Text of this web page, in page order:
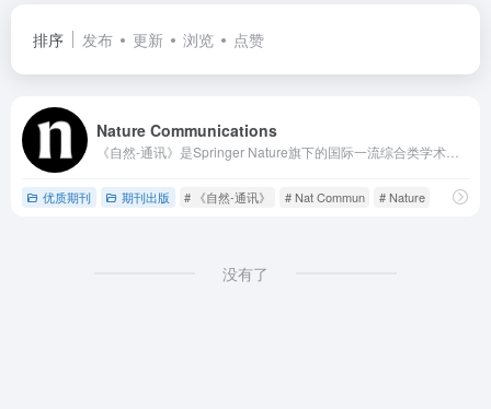
排序 发布 更新 浏览 点赞
Nature Communications
优质期刊 期刊出版 # 《自然-通讯》 # Nat Commun # Nature
没有了